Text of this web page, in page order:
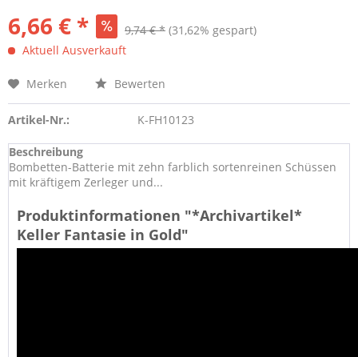
6,66 € * 9,74 € * (31,62% gespart)
Aktuell Ausverkauft
Merken Bewerten
Artikel-Nr.: K-FH10123
Beschreibung
Bombetten-Batterie mit zehn farblich sortenreinen Schüssen
mit kräftigem Zerleger und...
Produktinformationen "*Archivartikel*
Keller Fantasie in Gold"